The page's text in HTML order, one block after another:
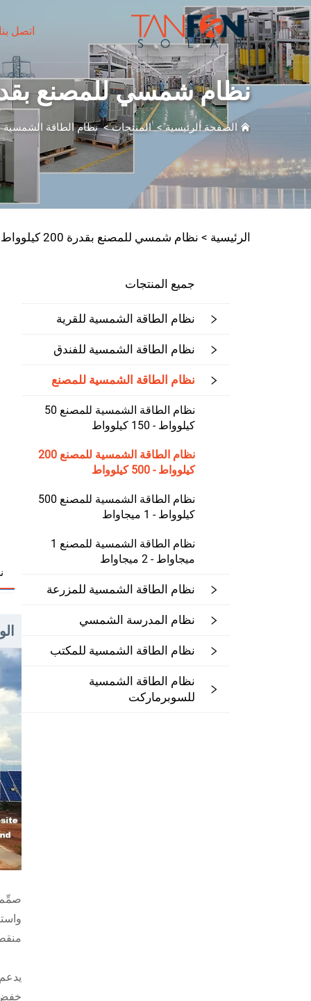
اتصل بنا
نظام شمسي للمصنع بقدرة 200 كيلوواط - 500
الصفحة الرئيسية>المنتجات>نظام الطاقة الشمسية
الرئيسية > نظام شمسي للمصنع بقدرة 200 كيلوواط - 500 كيلوواط
جميع المنتجات
نظام الطاقة الشمسية للقرية
نظام الطاقة الشمسية للفندق
نظام الطاقة الشمسية للمصنع
نظام الطاقة الشمسية للمصنع 50
كيلوواط - 150 كيلوواط
نظام الطاقة الشمسية للمصنع 200
كيلوواط - 500 كيلوواط
نظام الطاقة الشمسية للمصنع 500
كيلوواط - 1 ميجاواط
نظام الطاقة الشمسية للمصنع 1
ميجاواط - 2 ميجاواط
نظام الطاقة الشمسية للمزرعة
نظام المدرسة الشمسي
نظام الطاقة الشمسية للمكتب
نظام الطاقة الشمسية
للسوبرماركت
خفض